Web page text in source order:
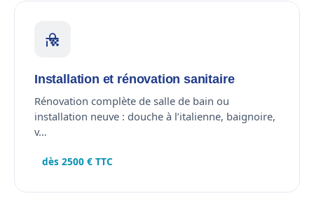
Installation et rénovation sanitaire
Rénovation complète de salle de bain ou
installation neuve : douche à l’italienne, baignoire,
v…
dès 2500 € TTC